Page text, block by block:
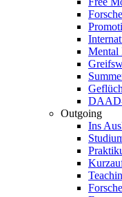
Mental
Outgoing
Ins